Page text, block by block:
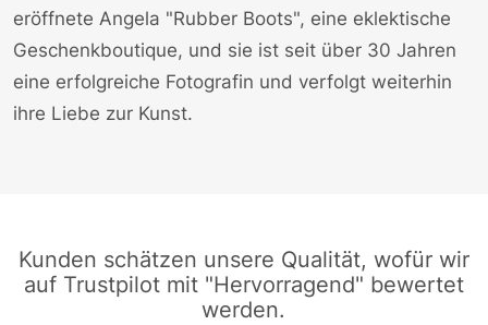
eröffnete Angela "Rubber Boots", eine eklektische
Geschenkboutique, und sie ist seit über 30 Jahren
eine erfolgreiche Fotografin und verfolgt weiterhin
ihre Liebe zur Kunst.
Kunden schätzen unsere Qualität, wofür wir
auf Trustpilot mit "Hervorragend" bewertet
werden.